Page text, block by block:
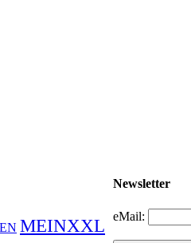
MEINXXL
Newsletter
eMail: